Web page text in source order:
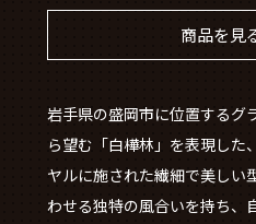
商品を見
岩手県の盛岡市に位置するグ
ら望む「白樺林」を表現した
ヤルに施された繊細で美しい
わせる独特の風合いを持ち、